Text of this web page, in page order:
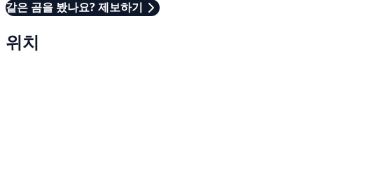
같은 곰을 봤나요? 제보하기
위치